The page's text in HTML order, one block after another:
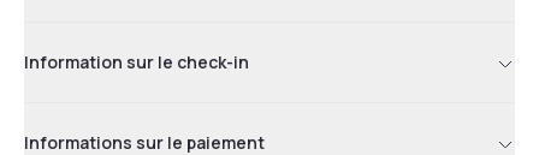
Information sur le check-in
Informations sur le paiement